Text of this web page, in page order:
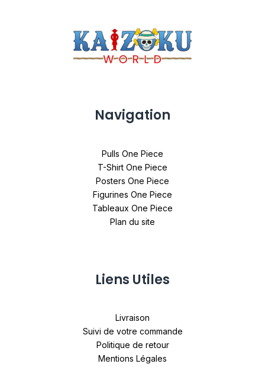
Navigation
Pulls One Piece
T-Shirt One Piece
Posters One Piece
Figurines One Piece
Tableaux One Piece
Plan du site
Liens Utiles
Livraison
Suivi de votre commande
Politique de retour
Mentions Légales